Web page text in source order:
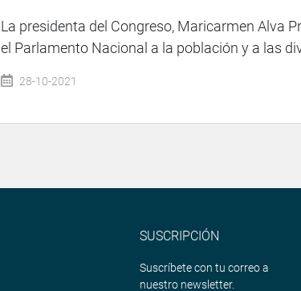
La presidenta del Congreso, Maricarmen Alva
el Parlamento Nacional a la población y a las
28-10-2021
SUSCRIPCIÓN
Suscríbete con tu correo a
nuestro newsletter.